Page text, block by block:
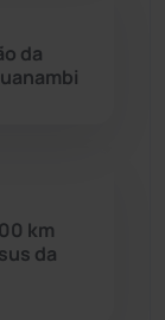
(1530)
da
km
da